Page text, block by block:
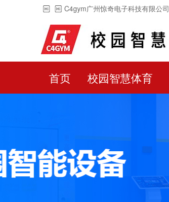
C4gym广州惊奇电子科技有限公司
首页 校园智慧体育